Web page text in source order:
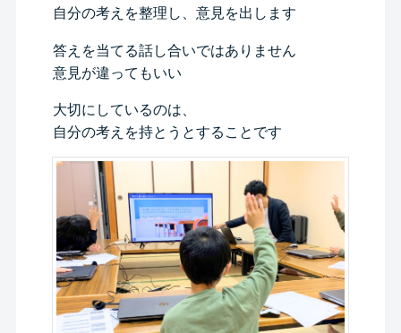
自分の考えを整理し、意見を出します
答えを当てる話し合いではありません
意見が違ってもいい
大切にしているのは、
自分の考えを持とうとすることです